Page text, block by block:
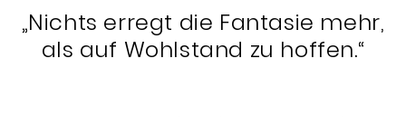
„Nichts erregt die Fantasie mehr,
als auf Wohlstand zu hoffen.“